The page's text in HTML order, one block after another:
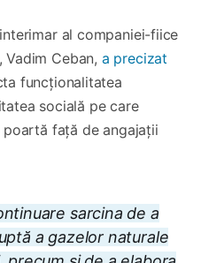
al companiei-fiice
Ceban, a precizat
funcționalitatea
socială pe care
față de angajații
sarcina de a
a gazelor naturale